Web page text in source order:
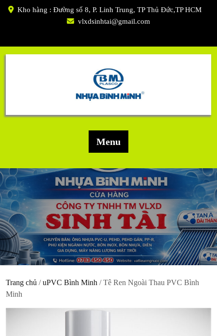
Skip
Kho hàng : Đường số 8, P. Linh Trung, TP Thủ Đức,TP HCM
vlxdsinhtai@gmail.com
Menu
Trang chủ /uPVC Bình Minh / Tê Ren Ngoài Thau PVC Bình
Minh